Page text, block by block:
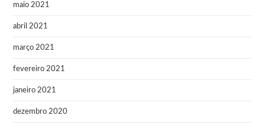
maio 2021
abril 2021
março 2021
fevereiro 2021
janeiro 2021
dezembro 2020